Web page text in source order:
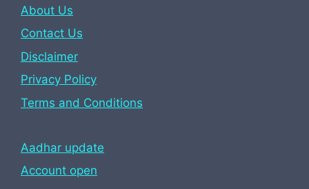
About Us
Contact Us
Disclaimer
Privacy Policy
Terms and Conditions
Aadhar update
Account open